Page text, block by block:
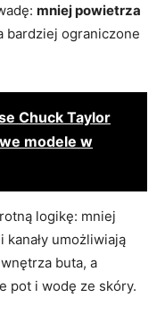
mniej powietrza
bardziej ograniczone
Chuck Taylor
modele w
logikę: mniej
umożliwiają
buta, a
pot i wodę ze skóry.